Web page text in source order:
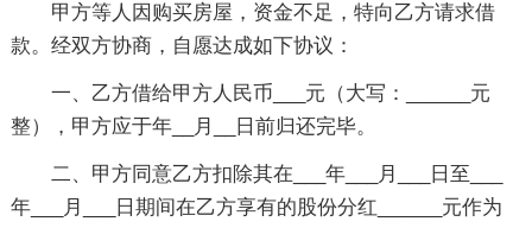
甲方等人因购买房屋，资金不足，特向乙方请求借
款。经双方协商，自愿达成如下协议：
一、乙方借给甲方人民币___元（大写：______元
整），甲方应于年__月__日前归还完毕。
二、甲方同意乙方扣除其在___年___月___日至___
年___月___日期间在乙方享有的股份分红______元作为